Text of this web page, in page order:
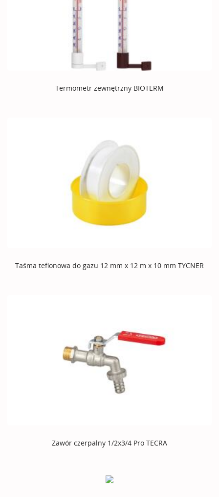
Termometr zewnętrzny BIOTERM
Taśma teflonowa do gazu 12 mm x 12 m x 10 mm TYCNER
Zawór czerpalny 1/2x3/4 Pro TECRA